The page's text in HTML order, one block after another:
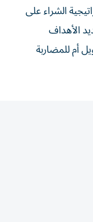
الشراء على
الأهداف
أم للمضاربة